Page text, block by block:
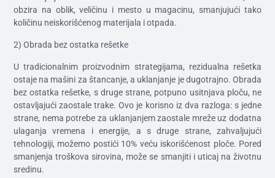
obzira na oblik, veličinu i mesto u magacinu, smanjujući tako
količinu neiskorišćenog materijala i otpada.
2) Obrada bez ostatka rešetke
U tradicionalnim proizvodnim strategijama, rezidualna rešetka
ostaje na mašini za štancanje, a uklanjanje je dugotrajno. Obrada
bez ostatka rešetke, s druge strane, potpuno usitnjava ploču, ne
ostavljajući zaostale trake. Ovo je korisno iz dva razloga: s jedne
strane, nema potrebe za uklanjanjem zaostale mreže uz dodatna
ulaganja vremena i energije, a s druge strane, zahvaljujući
tehnologiji, možemo postići 10% veću iskorišćenost ploče. Pored
smanjenja troškova sirovina, može se smanjiti i uticaj na životnu
sredinu.